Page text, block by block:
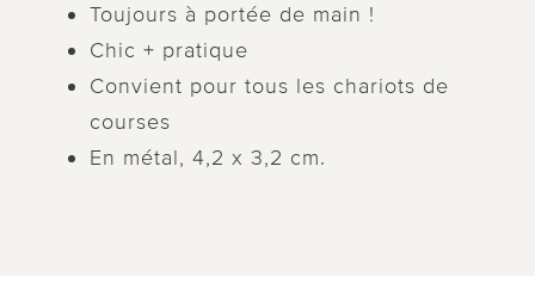
Toujours à portée de main !
Chic + pratique
Convient pour tous les chariots de
courses
En métal, 4,2 x 3,2 cm.